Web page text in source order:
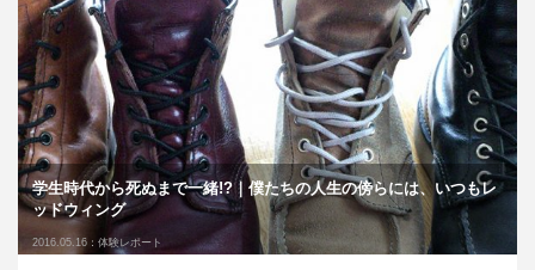
学生時代から死ぬまで一緒!?｜僕たちの人生の傍らには、いつもレ
ッドウィング
2016.05.16： 体験レポート